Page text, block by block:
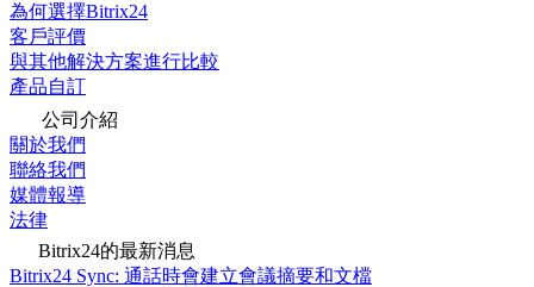
為何選擇Bitrix24
客戶評價
與其他解決方案進行比較
產品自訂
公司介紹
關於我們
聯絡我們
媒體報導
法律
Bitrix24的最新消息
Bitrix24 Sync: 通話時會建立會議摘要和文檔